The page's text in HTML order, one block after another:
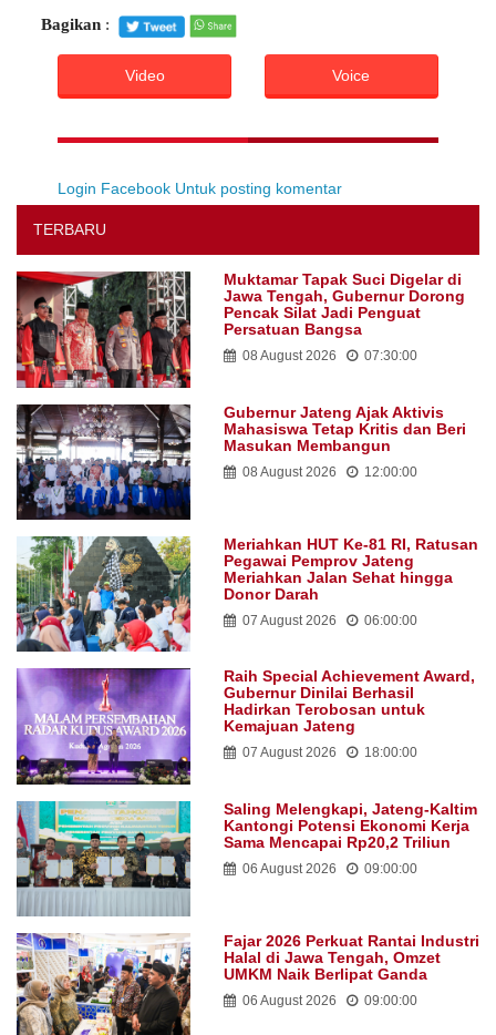
Bagikan :
Video Voice
Login Facebook Untuk posting komentar
TERBARU
Muktamar Tapak Suci Digelar di
Jawa Tengah, Gubernur Dorong
Pencak Silat Jadi Penguat
Persatuan Bangsa
08 August 2026 07:30:00
Gubernur Jateng Ajak Aktivis
Mahasiswa Tetap Kritis dan Beri
Masukan Membangun
08 August 2026 12:00:00
Meriahkan HUT Ke-81 RI, Ratusan
Pegawai Pemprov Jateng
Meriahkan Jalan Sehat hingga
Donor Darah
07 August 2026 06:00:00
Raih Special Achievement Award,
Gubernur Dinilai Berhasil
Hadirkan Terobosan untuk
Kemajuan Jateng
07 August 2026 18:00:00
Saling Melengkapi, Jateng-Kaltim
Kantongi Potensi Ekonomi Kerja
Sama Mencapai Rp20,2 Triliun
06 August 2026 09:00:00
Fajar 2026 Perkuat Rantai Industri
Halal di Jawa Tengah, Omzet
UMKM Naik Berlipat Ganda
06 August 2026 09:00:00